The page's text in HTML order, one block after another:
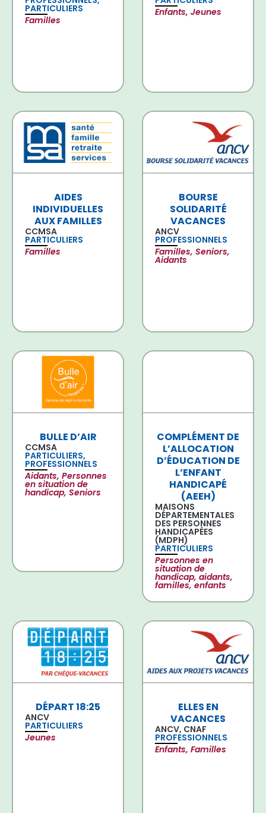
PARTICULIERS
Familles
Enfants, Jeunes
AIDES
INDIVIDUELLES
AUX FAMILLES
CCMSA
PARTICULIERS
Familles
BOURSE
SOLIDARITÉ
VACANCES
ANCV
PROFESSIONNELS
Familles, Seniors,
Aidants
BULLE D’AIR
CCMSA
PARTICULIERS,
PROFESSIONNELS
Aidants, Personnes
en situation de
handicap, Seniors
COMPLÉMENT DE
L’ALLOCATION
D’ÉDUCATION DE
L’ENFANT
HANDICAPÉ
(AEEH)
MAISONS
DÉPARTEMENTALES
DES PERSONNES
HANDICAPÉES
(MDPH)
PARTICULIERS
Personnes en
situation de
handicap, aidants,
familles, enfants
DÉPART 18:25
ANCV
PARTICULIERS
Jeunes
ELLES EN
VACANCES
ANCV, CNAF
PROFESSIONNELS
Enfants, Familles